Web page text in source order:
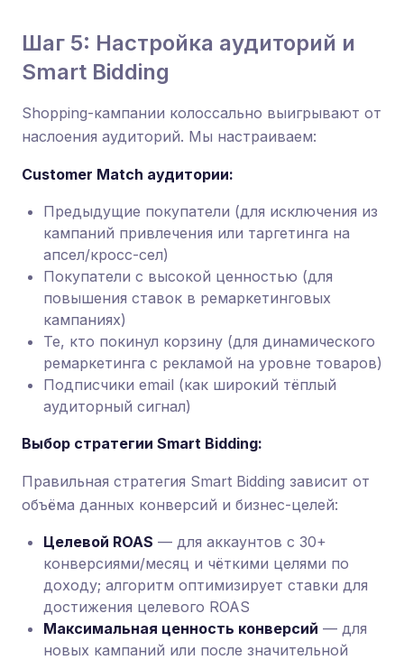
Шаг 5: Настройка аудиторий и
Smart Bidding
Shopping-кампании колоссально выигрывают от
наслоения аудиторий. Мы настраиваем:
Customer Match аудитории:
Предыдущие покупатели (для исключения из
кампаний привлечения или таргетинга на
апсел/кросс-сел)
Покупатели с высокой ценностью (для
повышения ставок в ремаркетинговых
кампаниях)
Те, кто покинул корзину (для динамического
ремаркетинга с рекламой на уровне товаров)
Подписчики email (как широкий тёплый
аудиторный сигнал)
Выбор стратегии Smart Bidding:
Правильная стратегия Smart Bidding зависит от
объёма данных конверсий и бизнес-целей:
Целевой ROAS — для аккаунтов с 30+
конверсиями/месяц и чёткими целями по
доходу; алгоритм оптимизирует ставки для
достижения целевого ROAS
Максимальная ценность конверсий — для
новых кампаний или после значительной